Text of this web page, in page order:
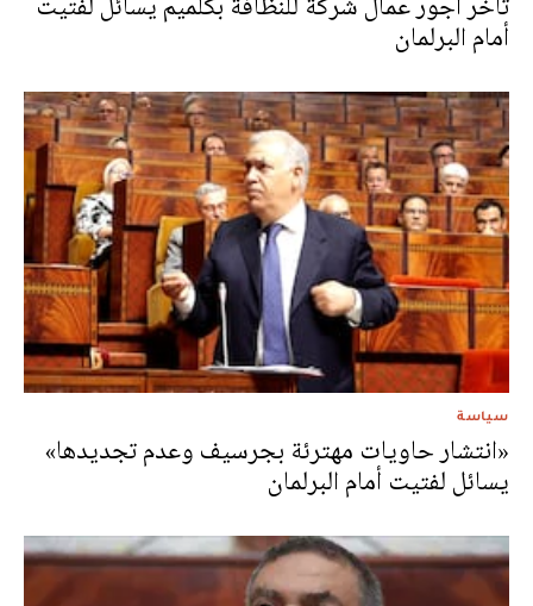
تأخر أجور عمال شركة للنظافة بكلميم يسائل لفتيت
أمام البرلمان
سياسة
«انتشار حاويات مهترئة بجرسيف وعدم تجديدها»
يسائل لفتيت أمام البرلمان